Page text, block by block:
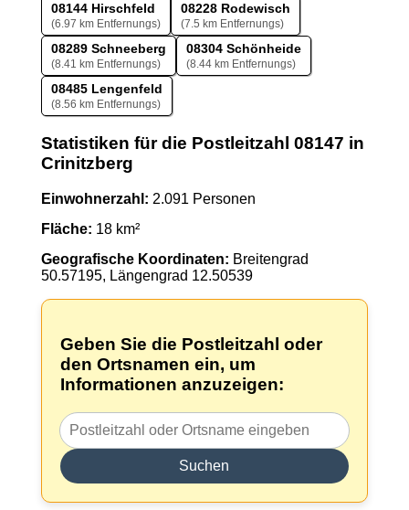
08144 Hirschfeld
(6.97 km Entfernungs)
08228 Rodewisch
(7.5 km Entfernungs)
08289 Schneeberg
(8.41 km Entfernungs)
08304 Schönheide
(8.44 km Entfernungs)
08485 Lengenfeld
(8.56 km Entfernungs)
Statistiken für die Postleitzahl 08147 in
Crinitzberg
Einwohnerzahl: 2.091 Personen
Fläche: 18 km²
Geografische Koordinaten: Breitengrad
50.57195, Längengrad 12.50539
Geben Sie die Postleitzahl oder
den Ortsnamen ein, um
Informationen anzuzeigen:
Suchen